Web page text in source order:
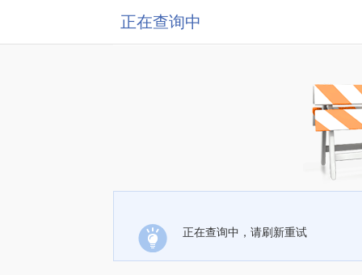
正在查询中
正在查询中，请刷新重试